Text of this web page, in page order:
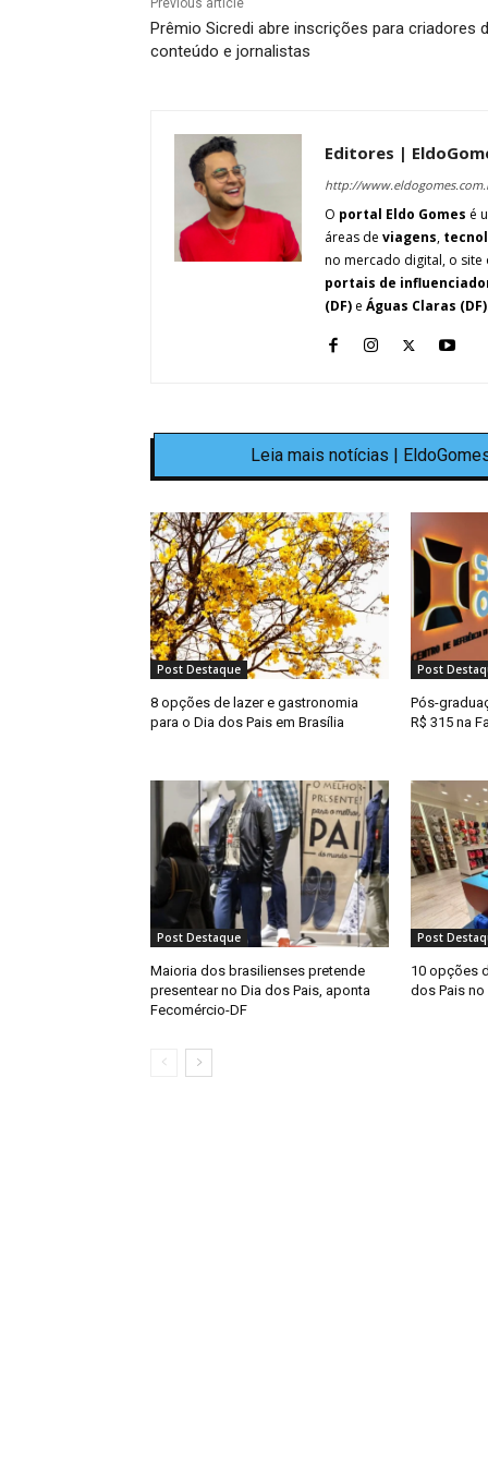
Previous article
Prêmio Sicredi abre inscrições para criadores
conteúdo e jornalistas
Editores |
http://
O portal Eldo Gomes é
áreas de viagens,
no mercado digital, o
portais de
(DF) e Águas Claras (DF)
Leia mais notícias |
Post Destaque
8 opções de lazer e gastronomia
para o Dia dos Pais em Brasília
Post
Pós-
R$ 315 na
Post Destaque
Maioria dos brasilienses pretende
presentear no Dia dos Pais, aponta
Fecomércio-DF
Post
10 opções
dos Pais